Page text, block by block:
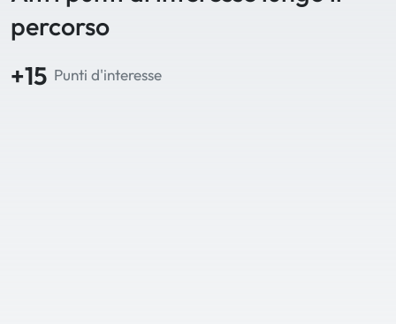
percorso
+15 Punti d'interesse